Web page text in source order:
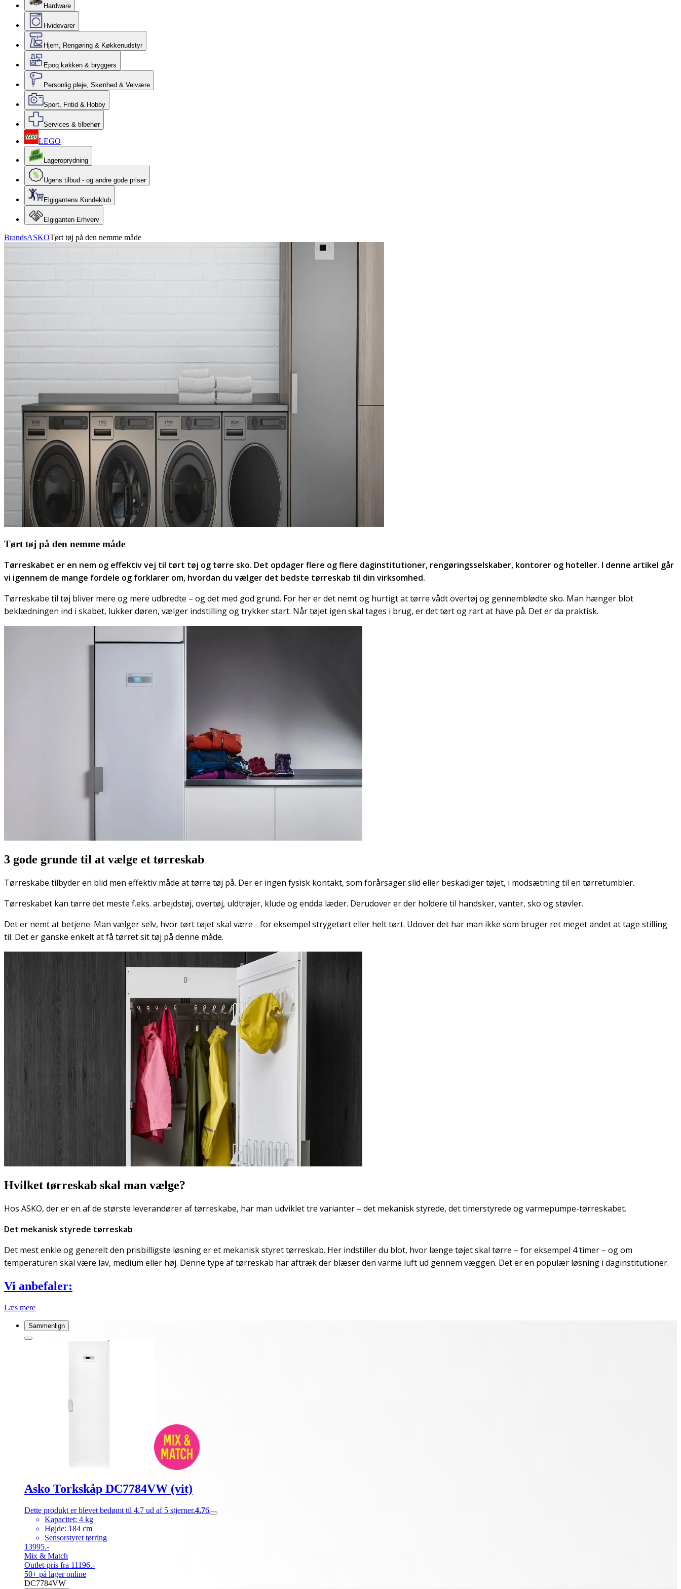
Hardware
Hvidevarer
Hjem, Rengøring & Køkkenudstyr
Epoq køkken & bryggers
Personlig pleje, Skønhed & Velvære
Sport, Fritid & Hobby
Services & tilbehør
LEGO
Lageroprydning
Ugens tilbud - og andre gode priser
Elgigantens Kundeklub
Elgiganten Erhverv
BrandsASKOTørt tøj på den nemme måde
Tørt tøj på den nemme måde
Tørreskabet er en nem og effektiv vej til tørt tøj og tørre sko. Det opdager flere og flere daginstitutioner, rengøringsselskaber, kontorer og hoteller. I denne artikel går
vi igennem de mange fordele og forklarer om, hvordan du vælger det bedste tørreskab til din virksomhed.
Tørreskabe til tøj bliver mere og mere udbredte – og det med god grund. For her er det nemt og hurtigt at tørre vådt overtøj og gennemblødte sko. Man hænger blot
beklædningen ind i skabet, lukker døren, vælger indstilling og trykker start. Når tøjet igen skal tages i brug, er det tørt og rart at have på. Det er da praktisk.
3 gode grunde til at vælge et tørreskab
Tørreskabe tilbyder en blid men effektiv måde at tørre tøj på. Der er ingen fysisk kontakt, som forårsager slid eller beskadiger tøjet, i modsætning til en tørretumbler.
Tørreskabet kan tørre det meste f.eks. arbejdstøj, overtøj, uldtrøjer, klude og endda læder. Derudover er der holdere til handsker, vanter, sko og støvler.
Det er nemt at betjene. Man vælger selv, hvor tørt tøjet skal være - for eksempel strygetørt eller helt tørt. Udover det har man ikke som bruger ret meget andet at tage stilling
til. Det er ganske enkelt at få tørret sit tøj på denne måde.
Hvilket tørreskab skal man vælge?
Hos ASKO, der er en af de største leverandører af tørreskabe, har man udviklet tre varianter – det mekanisk styrede, det timerstyrede og varmepumpe-tørreskabet.
Det mekanisk styrede tørreskab
Det mest enkle og generelt den prisbilligste løsning er et mekanisk styret tørreskab. Her indstiller du blot, hvor længe tøjet skal tørre – for eksempel 4 timer – og om
temperaturen skal være lav, medium eller høj. Denne type af tørreskab har aftræk der blæser den varme luft ud gennem væggen. Det er en populær løsning i daginstitutioner.
Vi anbefaler:
Læs mere
Sammenlign
Asko Torkskåp DC7784VW (vit)
Dette produkt er blevet bedømt til 4.7 ud af 5 stjerner.4.76
Kapacitet: 4 kg
Højde: 184 cm
Sensorstyret tørring
13995.-
Mix & Match
Outlet-pris fra 11196.-
50+ på lager online
DC7784VW